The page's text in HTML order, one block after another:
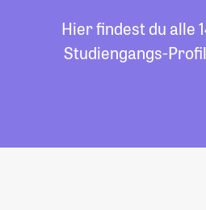
Hier findest du alle
Studiengangs-